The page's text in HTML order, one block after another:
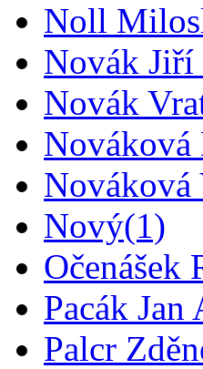
Noll
Novák Jiří
Novák
Nováková
Nováková
Nový(1)
Očenášek
Pacák Jan
Palcr